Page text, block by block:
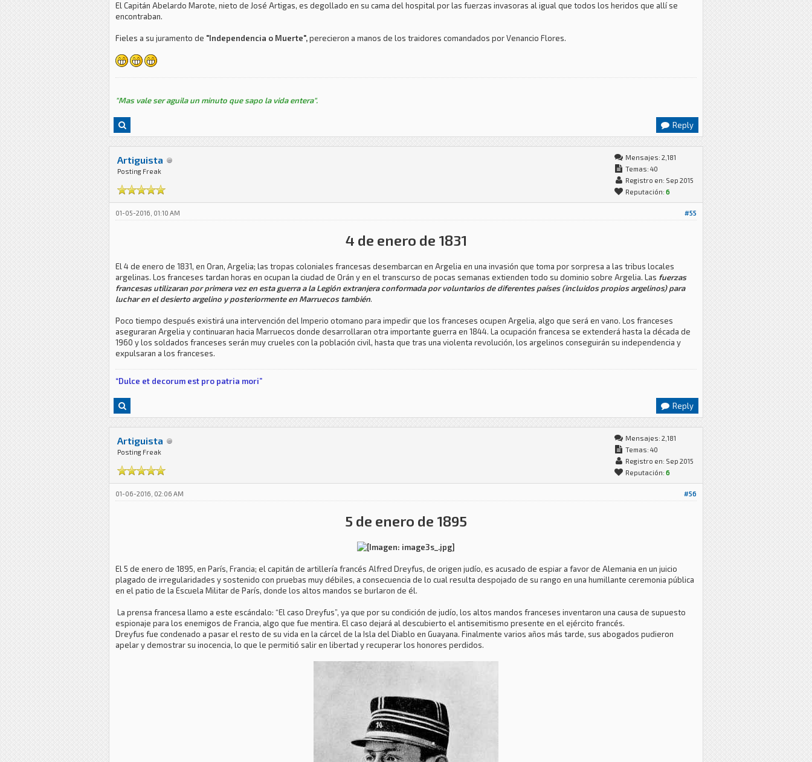
El Capitán Abelardo Marote, nieto de José Artigas, es degollado en su cama del hospital por las fuerzas invasoras al igual que todos los heridos que allí se
encontraban.
Fieles a su juramento de "Independencia o Muerte",perecieron a manos de los traidores comandados por Venancio Flores.
"Mas vale ser aguila un minuto que sapo la vida entera".
Reply
Artiguista
Posting Freak
Mensajes: 2,181
Temas: 40
Registro en: Sep 2015
Reputación: 6
#55
01-05-2016, 01:10 AM
4 de enero de 1831
El 4 de enero de 1831, en Oran, Argelia; las tropas coloniales francesas desembarcan en Argelia en una invasión que toma por sorpresa a las tribus locales
argelinas. Los franceses tardan horas en ocupan la ciudad de Orán y en el transcurso de pocas semanas extienden todo su dominio sobre Argelia. Las fuerzas
francesas utilizaran por primera vez en esta guerra a la Legión extranjera conformada por voluntarios de diferentes países (incluidos propios argelinos) para
luchar en eldesierto argelino y posteriormente en Marruecos también.
Poco tiempo después existirá una intervención del Imperio otomano para impedir que los franceses ocupen Argelia, algo que será en vano. Los franceses
aseguraran Argelia y continuaran hacia Marruecos donde desarrollaran otra importante guerra en 1844. La ocupación francesa se extenderá hasta la década de
1960 y los soldados franceses serán muy crueles con la población civil, hasta que tras una violenta revolución, los argelinos conseguirán su independencia y
expulsaran a los franceses.
“Dulce et decorum est pro patria mori”
Reply
Artiguista
Posting Freak
Mensajes: 2,181
Temas: 40
Registro en: Sep 2015
Reputación: 6
#56
01-06-2016, 02:06 AM
5 de enero de 1895
El 5 de enero de 1895, en París, Francia; el capitán de artillería francés Alfred Dreyfus, de origen judío, es acusado de espiar a favor de Alemania en un juicio
plagado de irregularidades y sostenido con pruebas muy débiles, a consecuencia de lo cual resulta despojado de su rango en una humillante ceremonia pública
en el patio de la Escuela Militar de París, donde los altos mandos se burlaron de él.
La prensa francesa llamo a este escándalo: “El caso Dreyfus”, ya que por su condición de judío, los altos mandos franceses inventaron una causa de supuesto
espionaje para los enemigos de Francia, algo que fue mentira. El caso dejará al descubierto el antisemitismo presente en el ejército francés.
Dreyfus fue condenado a pasar el resto de su vida en la cárcel de la Isla del Diablo en Guayana. Finalmente varios años más tarde, sus abogados pudieron
apelar y demostrar su inocencia, lo que le permitió salir en libertad y recuperar los honores perdidos.